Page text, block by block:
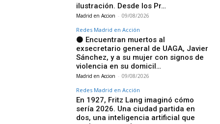
ilustración. Desde los Pr…
Madrid en Accion - 09/08/2026
Redes Madrid en Acción
⚫ Encuentran muertos al
exsecretario general de UAGA, Javier
Sánchez, y a su mujer con signos de
violencia en su domicil…
Madrid en Accion - 09/08/2026
Redes Madrid en Acción
En 1927, Fritz Lang imaginó cómo
sería 2026. Una ciudad partida en
dos, una inteligencia artificial que